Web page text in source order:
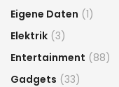
Eigene Daten (1)
Elektrik (3)
Entertainment (88)
Gadgets (33)